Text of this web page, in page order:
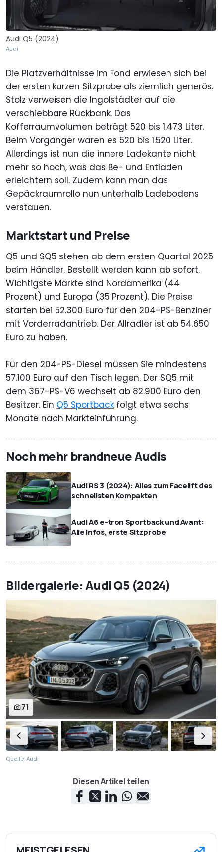
Audi Q5 (2024)
Audi
Die Platzverhältnisse im Fond erwiesen sich bei
der ersten kurzen Sitzprobe als ziemlich generös.
Stolz verweisen die Ingolstädter auf die
verschiebbare Rückbank. Das
Kofferraumvolumen beträgt 520 bis 1.473 Liter.
Beim Vorgänger waren es 520 bis 1.520 Liter.
Allerdings ist nun die innere Ladekante nicht
mehr so hoch, was das Be- und Entladen
erleichtern soll. Zudem kann man das
Gepäckraumrollo nun unterhalb Ladebodens
verstauen.
Marktstart und Preise
Q5 und SQ5 stehen ab dem ersten Quartal 2025
beim Händler. Bestellt werden kann ab sofort.
Wichtigste Märkte sind Nordamerika (44
Prozent) und Europa (35 Prozent). Die Preise
starten bei 52.300 Euro für den 204-PS-Benziner
mit Vorderradantrieb. Der Allradler ist ab 54.650
Euro zu haben.
Für den 204-PS-Diesel müssen Sie mindestens
57.100 Euro auf den Tisch legen. Der SQ5 mit
dem 367-PS-V6 wechselt ab 82.900 Euro den
Besitzer. Ein Q5 Sportback folgt etwa sechs
Monate nach Markteinführung.
Noch mehr brandneue Audis
Audi RS 3 (2024): Alles zum Facelift des
schnellsten Kompakten
Audi A6 e-tron Sportback und Avant:
Alle Infos, erste Sitzprobe
Bildergalerie: Audi Q5 (2024)
71
Quelle: Audi
Diesen Artikel teilen